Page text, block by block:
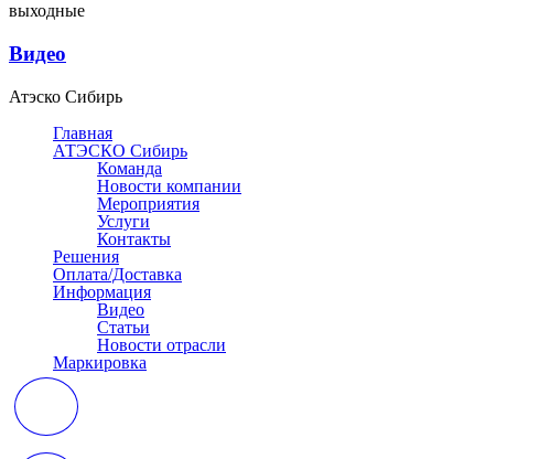
выходные
Видео
Атэско Сибирь
Главная
АТЭСКО Сибирь
Команда
Новости компании
Мероприятия
Услуги
Контакты
Решения
Оплата/Доставка
Информация
Видео
Статьи
Новости отрасли
Маркировка